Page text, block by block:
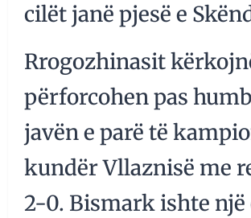
cilët janë pjesë e
Rrogozhinasit
përforcohen pas
javën e parë të
kundër Vllaznisë me
2-0. Bismark ishte